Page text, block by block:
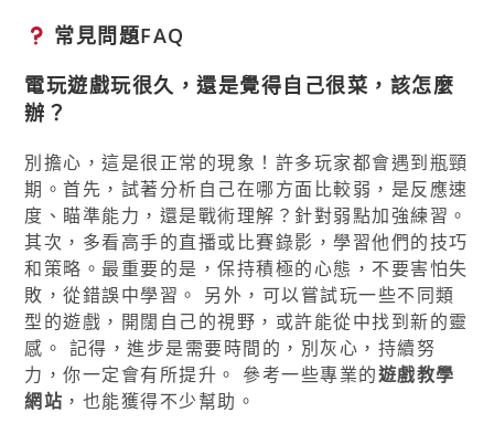
常見問題FAQ
電玩遊戲玩很久，還是覺得自己很菜，該怎麼
辦？
別擔心，這是很正常的現象！許多玩家都會遇到瓶頸
期。首先，試著分析自己在哪方面比較弱，是反應速
度、瞄準能力，還是戰術理解？針對弱點加強練習。
其次，多看高手的直播或比賽錄影，學習他們的技巧
和策略。最重要的是，保持積極的心態，不要害怕失
敗，從錯誤中學習。 另外，可以嘗試玩一些不同類
型的遊戲，開闊自己的視野，或許能從中找到新的靈
感。 記得，進步是需要時間的，別灰心，持續努
力，你一定會有所提升。 參考一些專業的遊戲教學
網站 ，也能獲得不少幫助。